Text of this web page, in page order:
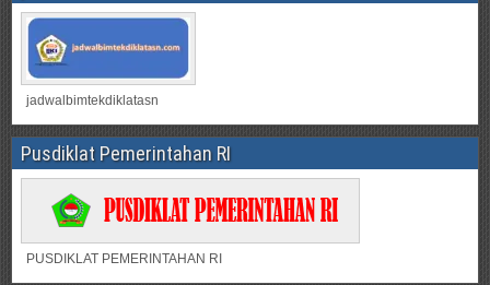
jadwalbimtekdiklatasn
Pusdiklat Pemerintahan RI
PUSDIKLAT PEMERINTAHAN RI